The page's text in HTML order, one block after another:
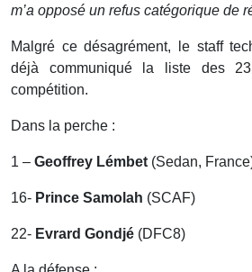
m’a opposé un refus catégorique de
Malgré ce désagrément, le staff
déjà communiqué la liste des
compétition.
Dans la perche :
1 – Geoffrey Lémbet (Sedan,
16- Prince Samolah (SCAF)
22- Evrard Gondjé (DFC8)